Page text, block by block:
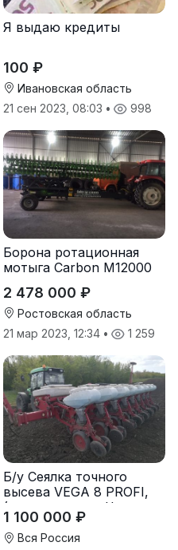
Я выдаю кредиты
100 ₽
Ивановская область
21 сен 2023, 08:03 • 998
Борона ротационная
мотыга Carbon М12000
2 478 000 ₽
Ростовская область
21 мар 2023, 12:34 • 1 259
Б/у Сеялка точного
высева VEGA 8 PROFI,
(производство Червона
Зирка), 2016 г., в
отличном состоянии
1 100 000 ₽
Вся Россия